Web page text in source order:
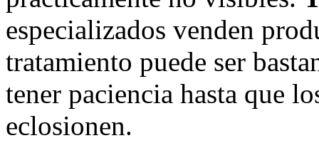
especializados venden
tratamiento puede ser
tener paciencia hasta que
eclosionen.